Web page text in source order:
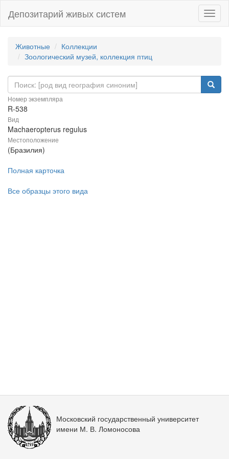
Депозитарий живых систем
Животные
Коллекции
Зоологический музей, коллекция птиц
Номер экземпляра
R-538
Вид
Machaeropterus regulus
Местоположение
(Бразилия)
Полная карточка
Все образцы этого вида
Московский государственный университет
имени М. В. Ломоносова